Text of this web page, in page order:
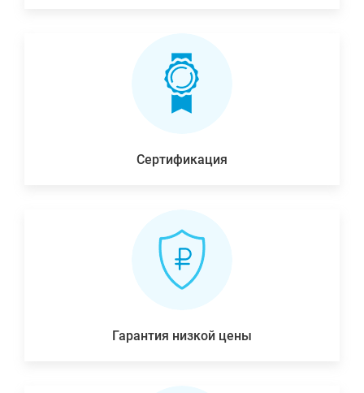
Сертификация
Гарантия низкой цены